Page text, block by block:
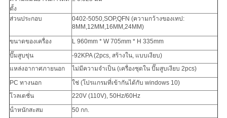
ตั้ง
ส่วนประกอบ
0402-5050,SOP,QFN (ความกว้างของเทป:
8MM,12MM,16MM,24MM)
ขนาดของเครื่อง
L 960mm * W 705mm * H 335mm
ปั๊มสูบขุ่น
-92KPA (2pcs, สร้างใน, แบบเงียบ)
แหล่งอากาศภายนอก
ไม่มีความจําเป็น (เครื่องชุดใน ปั๊มสูบเงียบ 2pcs)
PC ทางนอก
ใช่ (โปรแกรมที่เข้ากันได้กับ windows 10)
โวลเตชั่น
220V (110V), 50Hz/60Hz
น้ําหนักสะสม
50 กก.